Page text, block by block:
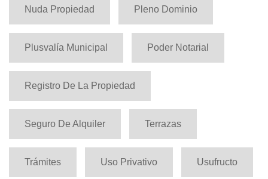
Nuda Propiedad Pleno Dominio
Plusvalía Municipal Poder Notarial
Registro De La Propiedad
Seguro De Alquiler Terrazas
Trámites Uso Privativo Usufructo